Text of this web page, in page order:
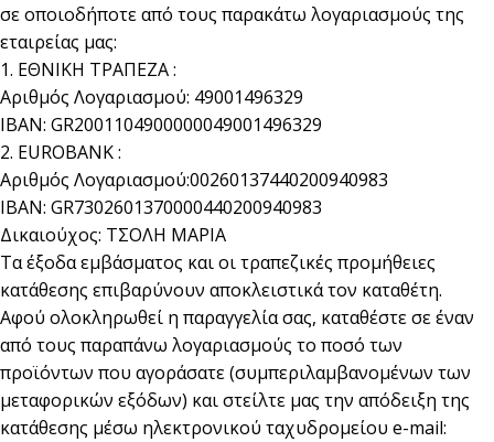
σε οποιοδήποτε από τους παρακάτω λογαριασμούς της
εταιρείας μας:
1. ΕΘΝΙΚΗ ΤΡΑΠΕΖΑ :
Αριθμός Λογαριασμού: 49001496329
IBAN: GR2001104900000049001496329
2. EUROBANK :
Αριθμός Λογαριασμού:00260137440200940983
IBAN: GR7302601370000440200940983
Δικαιούχος: ΤΣΟΛΗ ΜΑΡΙΑ
Τα έξοδα εμβάσματος και οι τραπεζικές προμήθειες
κατάθεσης επιβαρύνουν αποκλειστικά τον καταθέτη.
Αφού ολοκληρωθεί η παραγγελία σας, καταθέστε σε έναν
από τους παραπάνω λογαριασμούς το ποσό των
προϊόντων που αγοράσατε (συμπεριλαμβανομένων των
μεταφορικών εξόδων) και στείλτε μας την απόδειξη της
κατάθεσης μέσω ηλεκτρονικού ταχυδρομείου e-mail: